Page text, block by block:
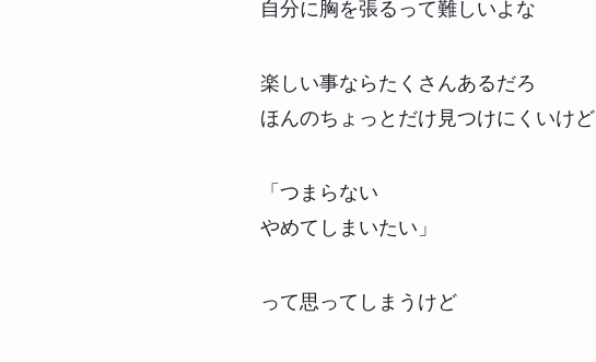
自分に胸を張るって難しいよな
楽しい事ならたくさんあるだろ
ほんのちょっとだけ見つけにくいけど
「つまらない
やめてしまいたい」
って思ってしまうけど